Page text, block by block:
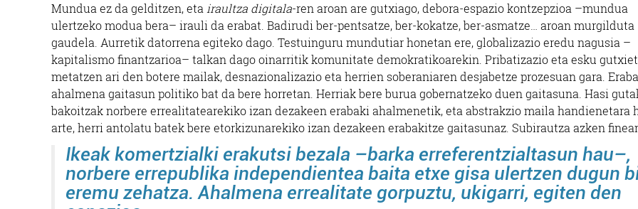
Mundua ez da gelditzen, eta iraultza digitala-ren aroan are gutxiago, debora-espazio kontzepzioa –mundua
ulertzeko modua bera– irauli da erabat. Badirudi ber-pentsatze, ber-kokatze, ber-asmatze… aroan murgilduta
gaudela. Aurretik datorrena egiteko dago. Testuinguru mundutiar honetan ere, globalizazio eredu nagusia –
kapitalismo finantzarioa– talkan dago oinarritik komunitate demokratikoarekin. Pribatizazio eta esku
metatzen ari den botere mailak, desnazionalizazio eta herrien soberaniaren desjabetze prozesuan gara.
ahalmena gaitasun politiko bat da bere horretan. Herriak bere burua gobernatzeko duen gaitasuna. Hasi
bakoitzak norbere errealitatearekiko izan dezakeen erabaki ahalmenetik, eta abstrakzio maila handienetara
arte, herri antolatu batek bere etorkizunarekiko izan dezakeen erabakitze gaitasunaz.
Ikeak komertzialki erakutsi bezala –barka erreferentzialtasun hau–,
norbere errepublika independientea baita etxe gisa ulertzen dugun
eremu zehatza. Ahalmena errealitate gorpuztu, ukigarri, egiten den
Subirautza azken